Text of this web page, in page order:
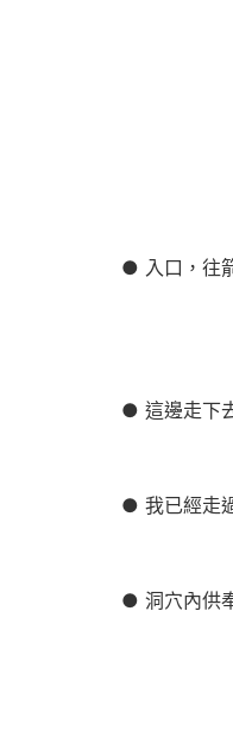
● 入口，往
● 這邊走下
● 我已經走
● 洞穴內供